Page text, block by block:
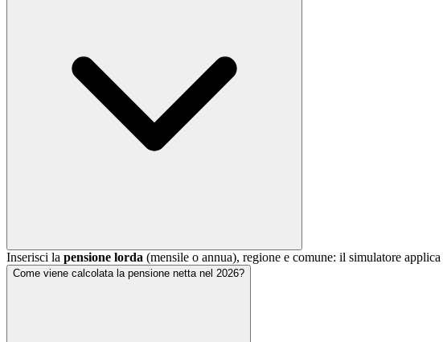
Inserisci la pensione lorda (mensile o annua), regione e comune: il simulatore applica
Come viene calcolata la pensione netta nel 2026?